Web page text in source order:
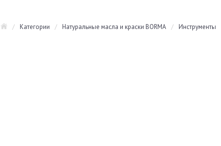
/ Категории / Натуральные масла и краски BORMA / Инструменты